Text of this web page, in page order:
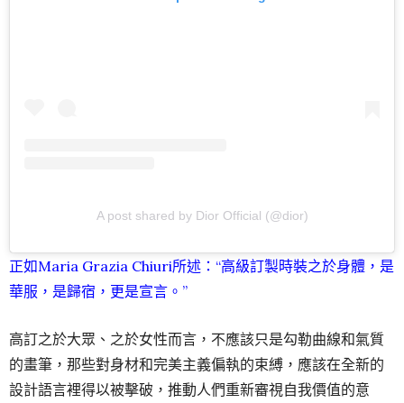
A post shared by Dior Official (@dior)
正如Maria Grazia Chiuri所述：“高級訂製時裝之於身體，是
華服，是歸宿，更是宣言。”
高訂之於大眾、之於女性而言，不應該只是勾勒曲線和氣質
的畫筆，那些對身材和完美主義偏執的束縛，應該在全新的
設計語言裡得以被擊破，推動人們重新審視自我價值的意